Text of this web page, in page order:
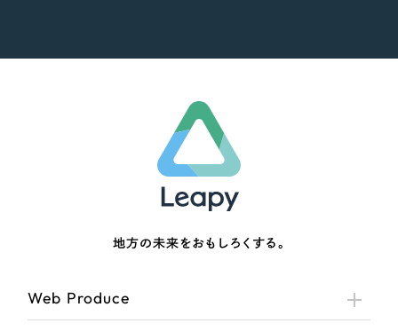
地方の未来をおもしろくする。
Web Produce